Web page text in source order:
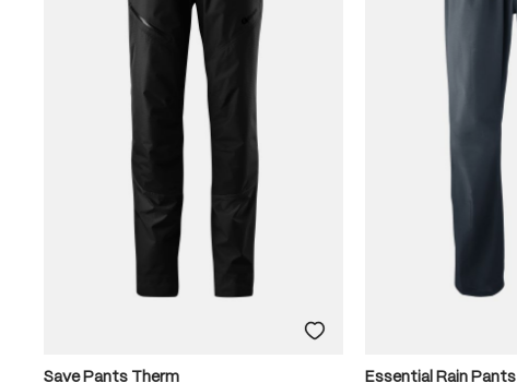
Save Pants Therm Essential Rain Pants